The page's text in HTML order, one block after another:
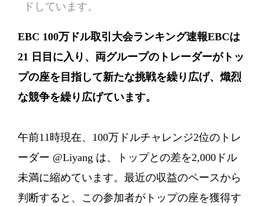
ドしています。
EBC 100万ドル取引大会ランキング速報EBCは
21 日目に入り、両グループのトレーダーがトッ
プの座を目指して新たな挑戦を繰り広げ、熾烈
な競争を繰り広げています。
午前11時現在、100万ドルチャレンジ2位のトレ
ーダー @Liyang は、トップとの差を2,000ドル
未満に縮めています。最近の収益のペースから
判断すると、この参加者がトップの座を獲得す